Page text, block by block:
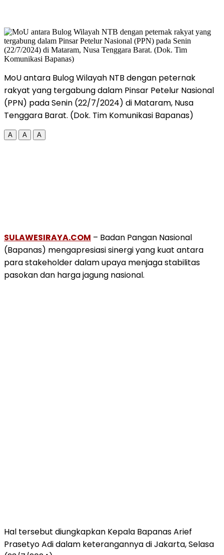
MoU antara Bulog Wilayah NTB dengan peternak
rakyat yang tergabung dalam Pinsar Petelur Nasional
(PPN) pada Senin (22/7/2024) di Mataram, Nusa
Tenggara Barat. (Dok. Tim Komunikasi Bapanas)
A A A
SULAWESIRAYA.COM – Badan Pangan Nasional
(Bapanas) mengapresiasi sinergi yang kuat antara
para stakeholder dalam upaya menjaga stabilitas
pasokan dan harga jagung nasional.
Hal tersebut diungkapkan Kepala Bapanas Arief
Prasetyo Adi dalam keterangannya di Jakarta, Selasa